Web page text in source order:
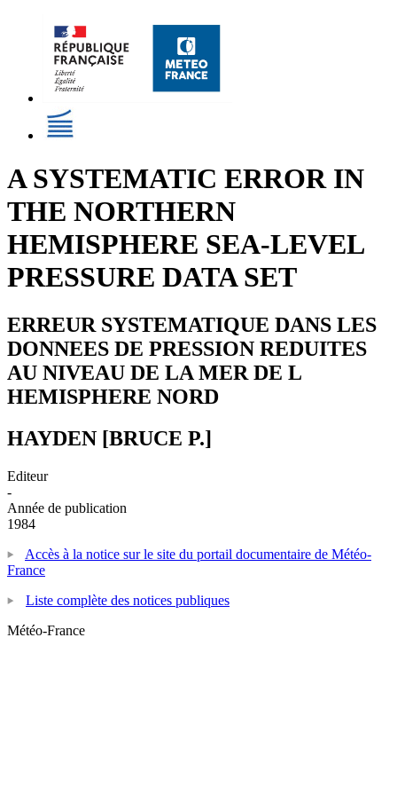
A SYSTEMATIC ERROR IN
THE NORTHERN
HEMISPHERE SEA-LEVEL
PRESSURE DATA SET
ERREUR SYSTEMATIQUE DANS LES
DONNEES DE PRESSION REDUITES
AU NIVEAU DE LA MER DE L
HEMISPHERE NORD
HAYDEN [BRUCE P.]
Editeur
-
Année de publication
1984
Accès à la notice sur le site du portail documentaire de Météo-
France
Liste complète des notices publiques
Météo-France